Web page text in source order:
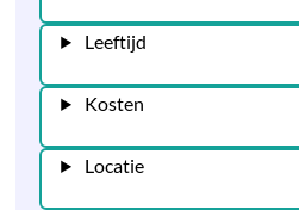
Leeftijd
Kosten
Locatie